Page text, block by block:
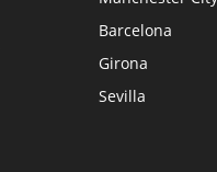
Barcelona
Girona
Sevilla